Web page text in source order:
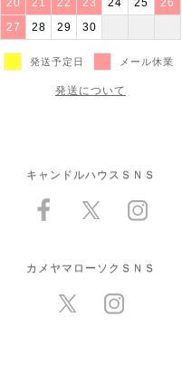
20 21 22 23 24 25 26
27 28 29 30
発送予定日 メール休業
発送について
キャンドルハウスＳＮＳ
カメヤマローソクＳＮＳ